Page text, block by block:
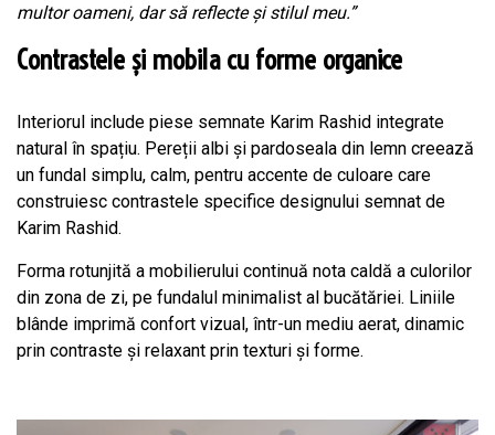
multor oameni, dar să reflecte și stilul meu.”
Contrastele și mobila cu forme organice
Interiorul include piese semnate Karim Rashid integrate
natural în spațiu. Pereții albi și pardoseala din lemn creează
un fundal simplu, calm, pentru accente de culoare care
construiesc contrastele specifice designului semnat de
Karim Rashid.
Forma rotunjită a mobilierului continuă nota caldă a culorilor
din zona de zi, pe fundalul minimalist al bucătăriei. Liniile
blânde imprimă confort vizual, într-un mediu aerat, dinamic
prin contraste și relaxant prin texturi și forme.